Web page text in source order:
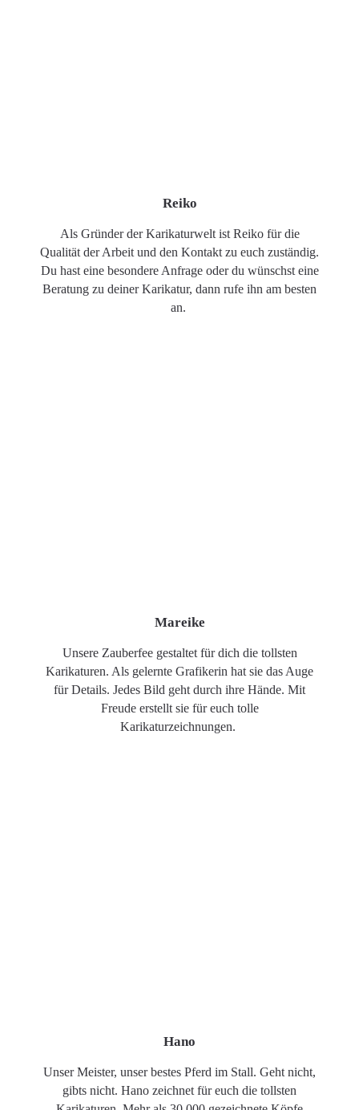
Reiko
Als Gründer der Karikaturwelt ist Reiko für die
Qualität der Arbeit und den Kontakt zu euch zuständig.
Du hast eine besondere Anfrage oder du wünschst eine
Beratung zu deiner Karikatur, dann rufe ihn am besten
an.
Mareike
Unsere Zauberfee gestaltet für dich die tollsten
Karikaturen. Als gelernte Grafikerin hat sie das Auge
für Details. Jedes Bild geht durch ihre Hände. Mit
Freude erstellt sie für euch tolle
Karikaturzeichnungen.
Hano
Unser Meister, unser bestes Pferd im Stall. Geht nicht,
gibts nicht. Hano zeichnet für euch die tollsten